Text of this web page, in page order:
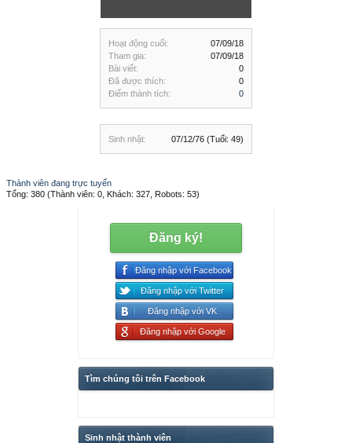
Hoạt động cuối:
07/09/18
Tham gia:
07/09/18
Bài viết:
0
Đã được thích:
0
Điểm thành tích:
0
Sinh nhật: 07/12/76 (Tuổi: 49)
Thành viên đang trực tuyến
Tổng: 380 (Thành viên: 0, Khách: 327, Robots: 53)
Đăng ký!
Đăng nhập với Facebook
Đăng nhập với Twitter
Đăng nhập với VK
Đăng nhập với Google
Tìm chúng tôi trên Facebook
Sinh nhật thành viên